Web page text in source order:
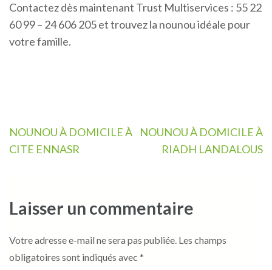
Contactez dès maintenant Trust Multiservices : 55 22
60 99 – 24 606 205 et trouvez la nounou idéale pour
votre famille.
Navigation
de
NOUNOU À DOMICILE À
CITE ENNASR
NOUNOU À DOMICILE À
RIADH LANDALOUS
Laisser un commentaire
Votre adresse e-mail ne sera pas publiée. Les champs
obligatoires sont indiqués avec *